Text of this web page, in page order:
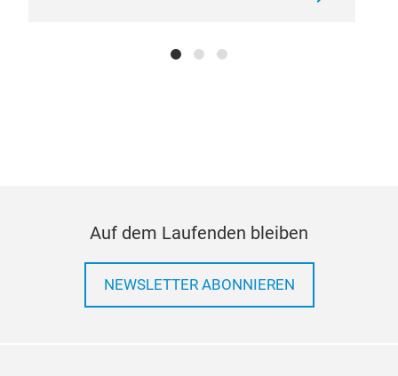
Auf dem Laufenden bleiben
NEWSLETTER ABONNIEREN